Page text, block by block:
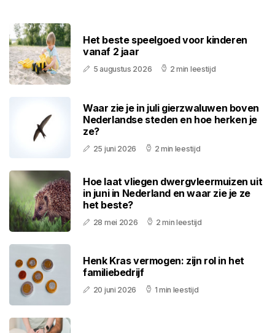
Het beste speelgoed voor kinderen
vanaf 2 jaar
5 augustus 2026 2 min leestijd
Waar zie je in juli gierzwaluwen boven
Nederlandse steden en hoe herken je
ze?
25 juni 2026 2 min leestijd
Hoe laat vliegen dwergvleermuizen uit
in juni in Nederland en waar zie je ze
het beste?
28 mei 2026 2 min leestijd
Henk Kras vermogen: zijn rol in het
familiebedrijf
20 juni 2026 1 min leestijd